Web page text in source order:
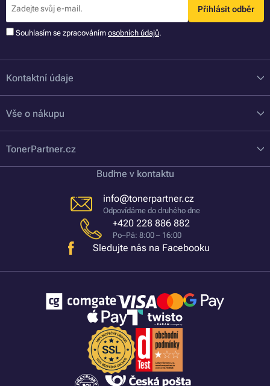
Přihlásit odběr
Souhlasím se zpracováním osobních údajů.
Kontaktní údaje
Vše o nákupu
TonerPartner.cz
Buďme v kontaktu
info@tonerpartner.cz
Odpovídáme do druhého dne
+420 228 886 882
Po–Pá: 8:00 – 16:00
Sledujte nás na Facebooku